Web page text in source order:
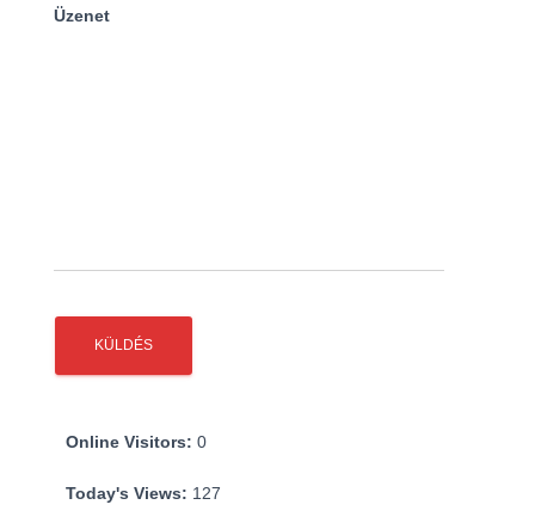
Üzenet
Online Visitors: 0
Today's Views: 127